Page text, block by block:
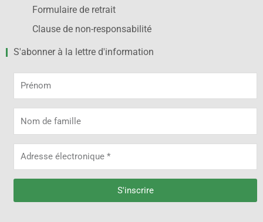
Formulaire de retrait
Clause de non-responsabilité
S'abonner à la lettre d'information
de
électronique
S'inscrire